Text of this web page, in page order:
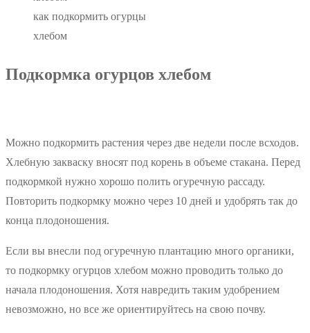
как подкормить огурцы
хлебом
Подкормка огурцов хлебом
Можно подкормить растения через две недели после всходов.
Хлебную закваску вносят под корень в объеме стакана. Перед
подкормкой нужно хорошо полить огуречную рассаду.
Повторить подкормку можно через 10 дней и удобрять так до
конца плодоношения.
Если вы внесли под огуречную плантацию много органики,
то подкормку огурцов хлебом можно проводить только до
начала плодоношения. Хотя навредить таким удобрением
невозможно, но все же ориентируйтесь на свою почву.